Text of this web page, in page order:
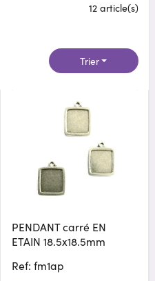
12 article(s)
Trier
PENDANT carré EN
ETAIN 18.5x18.5mm
Ref: fm1ap